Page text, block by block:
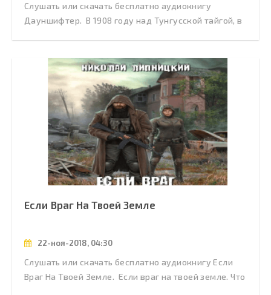
Слушать или скачать бесплатно аудиокнигу
Дауншифтер. В 1908 году над Тунгусской тайгой, в
Если Враг На Твоей Земле
22-ноя-2018, 04:30
Слушать или скачать бесплатно аудиокнигу Если
Враг На Твоей Земле. Если враг на твоей земле. Что